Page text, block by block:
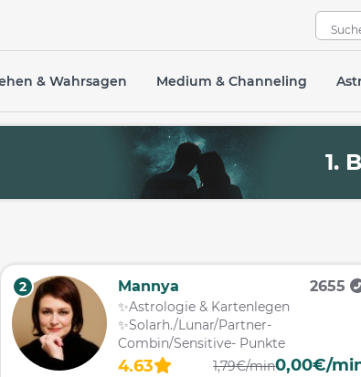
& Wahrsagen Medium & Channeling
1.
2 Mannya 2655
✨Astrologie & Kartenlegen
✨Solarh./Lunar/Partner-
Combin/Sensitive- Punkte
4.63 1,79€/min0,00€/